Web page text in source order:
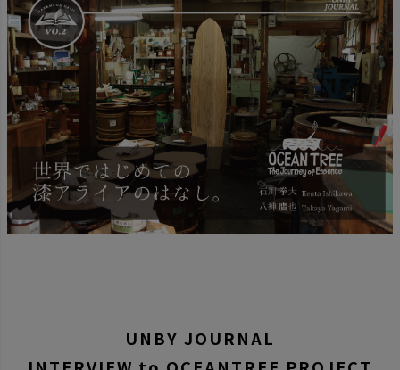
UNBY JOURNAL